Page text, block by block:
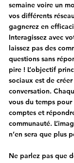
semaine voire un
vos différents
gagnerez en
Interagissez avec
laissez pas des
questions sans
pire ! L’objectif
sociaux est de
conversation.
vous du temps pour
comptes et
communauté.
n’en sera que plus
Ne parlez pas que